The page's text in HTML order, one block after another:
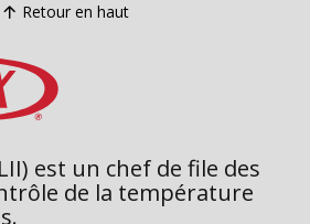
Retour en haut
est un chef de file des
de la température